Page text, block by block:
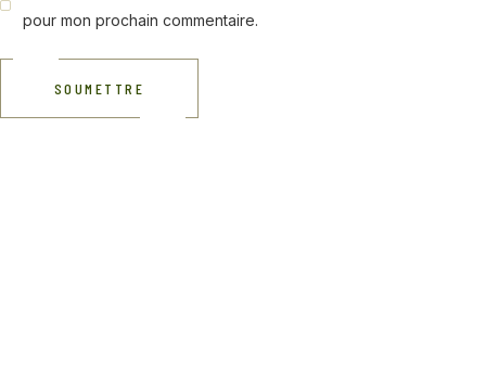
pour mon prochain commentaire.
SOUMETTRE